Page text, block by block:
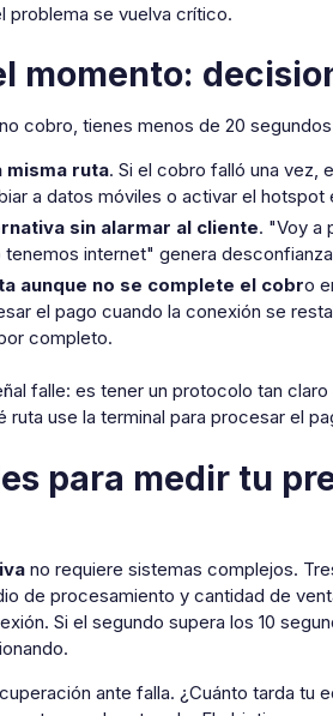
problema se vuelva crítico.
momento:
cobro, tienes menos de 20
misma ruta. Si el cobro falló una vez,
a datos móviles o activar el
sin alarmar al cliente. "Voy a
internet" genera
aunque no se complete el cobro
el pago cuando la conexión se
completo.
falle: es tener un protocolo tan
ruta use la terminal para procesar el
para medir tu
no requiere sistemas complejos.
de procesamiento y cantidad de
Si el segundo supera los 10
ante falla. ¿Cuánto tarda tu